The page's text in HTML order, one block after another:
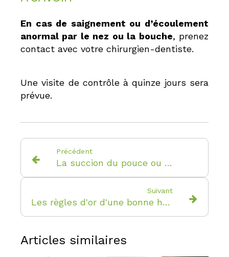
En cas de saignement ou d’écoulement
anormal par le nez ou la bouche, prenez
contact avec votre chirurgien-dentiste.
Une visite de contrôle à quinze jours sera
prévue.
Précédent
La succion du pouce ou de la tétine : faut-il intervenir ?
Suivant
Les règles d'or d'une bonne hygiène bucco-dentaire
Articles similaires